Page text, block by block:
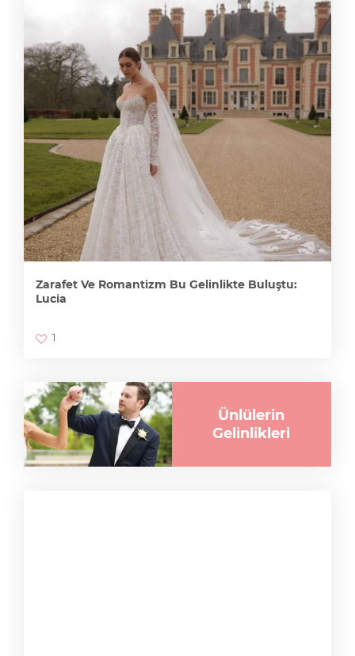
Zarafet Ve Romantizm Bu Gelinlikte Buluştu:
Lucia
1
Ünlülerin
Gelinlikleri